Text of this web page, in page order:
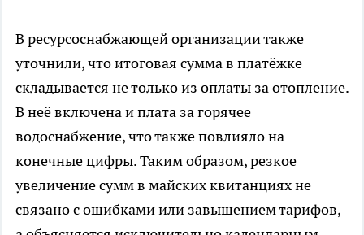
В ресурсоснабжающей организации также
уточнили, что итоговая сумма в платёжке
складывается не только из оплаты за отопление.
В неё включена и плата за горячее
водоснабжение, что также повлияло на
конечные цифры. Таким образом, резкое
увеличение сумм в майских квитанциях не
связано с ошибками или завышением тарифов,